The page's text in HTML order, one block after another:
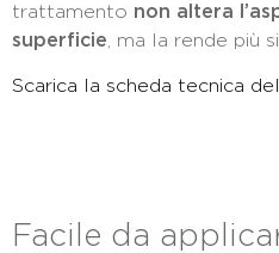
trattamento non altera
superficie , ma la rende più
Scarica la scheda tecnica
Facile da